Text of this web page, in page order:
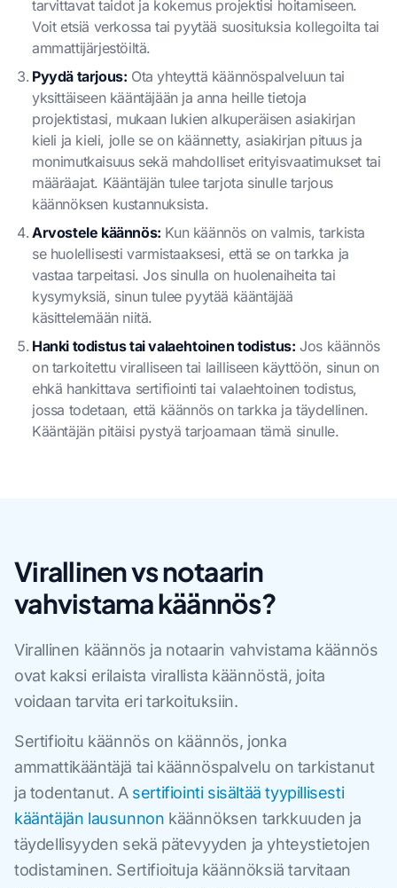
tarvittavat taidot ja kokemus projektisi hoitamiseen.
Voit etsiä verkossa tai pyytää suosituksia kollegoilta tai
ammattijärjestöiltä.
Pyydä tarjous: Ota yhteyttä käännöspalveluun tai
yksittäiseen kääntäjään ja anna heille tietoja
projektistasi, mukaan lukien alkuperäisen asiakirjan
kieli ja kieli, jolle se on käännetty, asiakirjan pituus ja
monimutkaisuus sekä mahdolliset erityisvaatimukset tai
määräajat. Kääntäjän tulee tarjota sinulle tarjous
käännöksen kustannuksista.
Arvostele käännös: Kun käännös on valmis, tarkista
se huolellisesti varmistaaksesi, että se on tarkka ja
vastaa tarpeitasi. Jos sinulla on huolenaiheita tai
kysymyksiä, sinun tulee pyytää kääntäjää
käsittelemään niitä.
Hanki todistus tai valaehtoinen todistus: Jos käännös
on tarkoitettu viralliseen tai lailliseen käyttöön, sinun on
ehkä hankittava sertifiointi tai valaehtoinen todistus,
jossa todetaan, että käännös on tarkka ja täydellinen.
Kääntäjän pitäisi pystyä tarjoamaan tämä sinulle.
Virallinen vs notaarin
vahvistama käännös?
Virallinen käännös ja notaarin vahvistama käännös
ovat kaksi erilaista virallista käännöstä, joita
voidaan tarvita eri tarkoituksiin.
Sertifioitu käännös on käännös, jonka
ammattikääntäjä tai käännöspalvelu on tarkistanut
ja todentanut. A sertifiointi sisältää tyypillisesti
kääntäjän lausunnon käännöksen tarkkuuden ja
täydellisyyden sekä pätevyyden ja yhteystietojen
todistaminen. Sertifioituja käännöksiä tarvitaan